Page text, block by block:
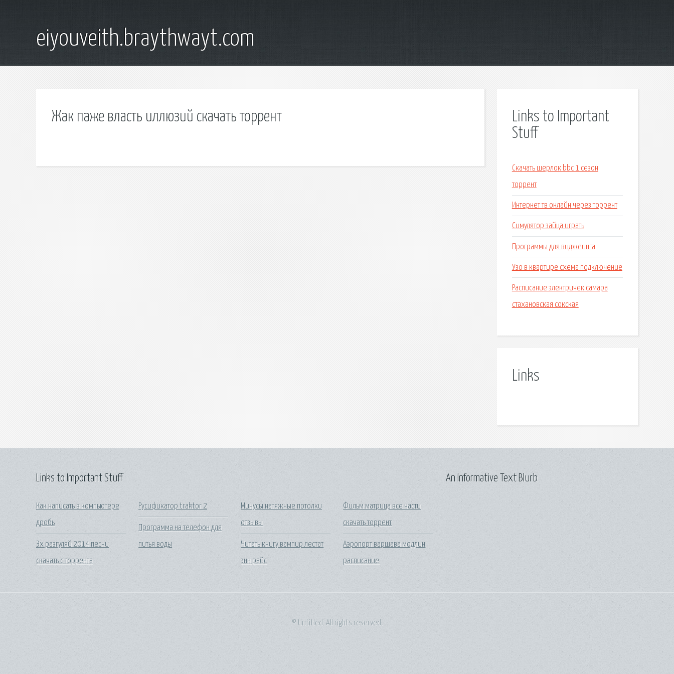
eiyouveith.braythwayt.com
Жак паже власть иллюзий скачать торрент
Links to Important
Stuff
Скачать шерлок bbc 1 сезон
торрент
Интернет тв онлайн через торрент
Симулятор зайца играть
Программы для виджеинга
Узо в квартире схема подключение
Расписание электричек самара
стахановская сокская
Links
Links to Important Stuff
Как написать в компьютере
дробь
Эх разгуляй 2014 песни
скачать с торрента
Русификатор traktor 2
Программа на телефон для
питья воды
Минусы натяжные потолки
отзывы
Читать книгу вампир лестат
энн райс
Фильм матрица все части
скачать торрент
Аэропорт варшава модлин
расписание
An Informative Text Blurb
© Untitled. All rights reserved.